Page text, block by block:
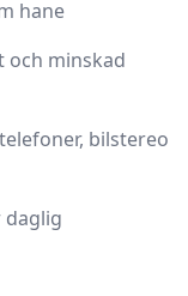
hane
och minskad
bilstereo